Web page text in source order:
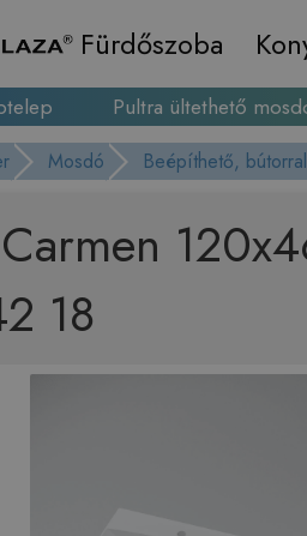
Fürdőszoba
Pultra ültethető
Mosdó Beépíthető,
18